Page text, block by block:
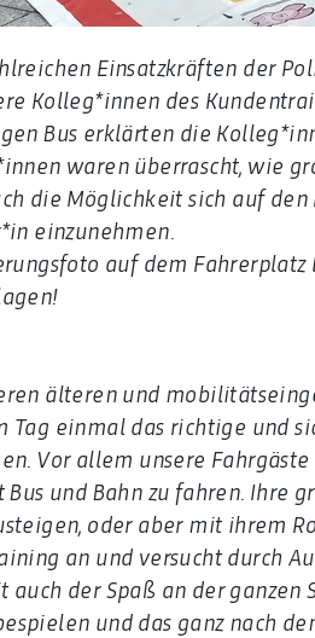
Einsatzkräften der
Kolleg*innen des
Bus erklärten die
waren überrascht, wie
die Möglichkeit sich auf
einzunehmen.
auf dem
älteren und
Tag einmal das richtige und
Vor allem unsere
und Bahn zu fahren. Ihre
oder aber mit ihrem
an und versucht durch
auch der Spaß an der
und das ganz nach